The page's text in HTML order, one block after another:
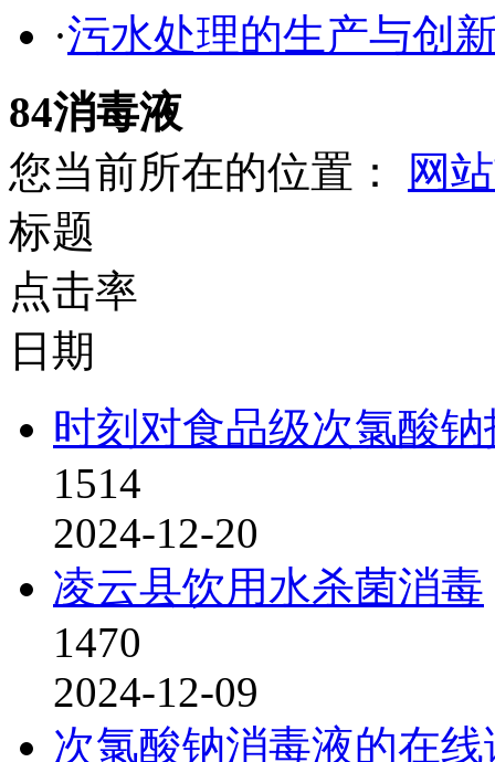
·污水处理的生产与创
84消毒液
您当前所在的位置：
网
标题
点击率
日期
时刻对食品级次氯酸
1514
2024-12-20
凌云县饮用水杀菌消毒
1470
2024-12-09
次氯酸钠消毒液的在线